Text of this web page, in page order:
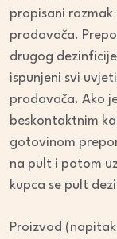
propisani
prodavača.
drugog
ispunjeni svi
prodavača. Ako
beskontaktnim
gotovinom
na pult i potom
kupca se pult
Proizvod